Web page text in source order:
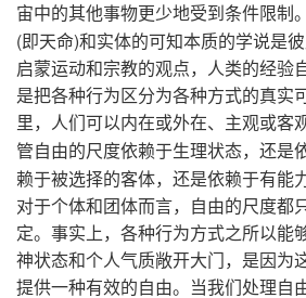
宙中的其他事物更少地受到条件限制
(即天命)和实体的可知本质的学说是
启蒙运动和宗教的观点，人类的经验
是把各种行为区分为各种方式的真实
里，人们可以内在或外在、主观或客
管自由的尺度依赖于生理状态，还是
赖于被选择的客体，还是依赖于有能
对于个体和团体而言，自由的尺度都
定。事实上，各种行为方式之所以能
神状态和个人气质敞开大门，是因为
提供一种有效的自由。当我们处理自